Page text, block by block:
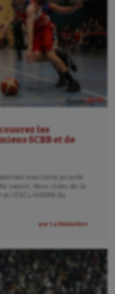
les
SCBB et de
masculine picarde
saison, deux clubs de la
l’ESCLAMSBB (b)
par La Rédaction